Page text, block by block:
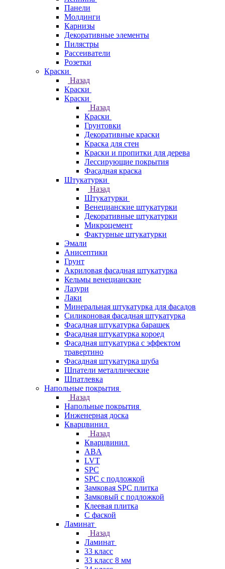
Панели
Молдинги
Карнизы
Декоративные элементы
Пилястры
Рассеиватели
Розетки
Краски
Назад
Краски
Краски
Назад
Краски
Грунтовки
Декоративные краски
Краска для стен
Краски и пропитки для дерева
Лессирующие покрытия
Фасадная краска
Штукатурки
Назад
Штукатурки
Венецианские штукатурки
Декоративные штукатурки
Микроцемент
Фактурные штукатурки
Эмали
Анисептики
Грунт
Акриловая фасадная штукатурка
Кельмы венецианские
Лазури
Лаки
Минеральная штукатурка для фасадов
Силиконовая фасадная штукатурка
Фасадная штукатурка барашек
Фасадная штукатурка короед
Фасадная штукатурка с эффектом
травертино
Фасадная штукатурка шуба
Шпатели металлические
Шпатлевка
Напольные покрытия
Назад
Напольные покрытия
Инженерная доска
Кварцвинил
Назад
Кварцвинил
ABA
LVT
SPC
SPC с подложкой
Замковая SPC плитка
Замковый с подложкой
Клеевая плитка
С фаской
Ламинат
Назад
Ламинат
33 класс
33 класс 8 мм